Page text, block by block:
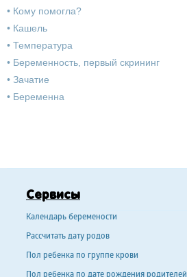
• Кому помогла?
• Кашель
• Температура
• Беременность, первый скрининг
• Зачатие
• Беременна
Сервисы
Календарь беремености
Рассчитать дату родов
Пол ребенка по группе крови